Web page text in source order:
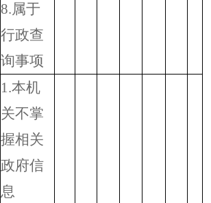
8.属于
行政查
询事项
1.本机
关不掌
握相关
政府信
息